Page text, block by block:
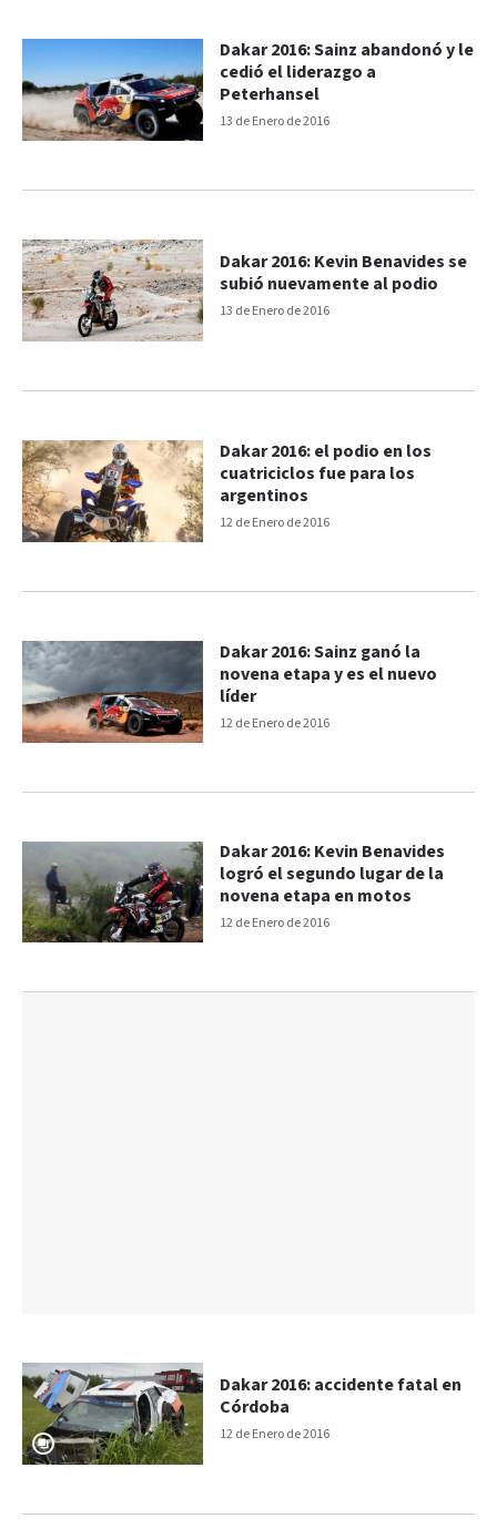
13 de Enero de 2016
Dakar 2016: Sainz abandonó y le
cedió el liderazgo a
Peterhansel
13 de Enero de 2016
Dakar 2016: Kevin Benavides se
subió nuevamente al podio
12 de Enero de 2016
Dakar 2016: el podio en los
cuatriciclos fue para los
argentinos
12 de Enero de 2016
Dakar 2016: Sainz ganó la
novena etapa y es el nuevo
líder
12 de Enero de 2016
Dakar 2016: Kevin Benavides
logró el segundo lugar de la
novena etapa en motos
12 de Enero de 2016
Dakar 2016: accidente fatal en
Córdoba